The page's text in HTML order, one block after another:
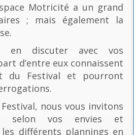
Motricité a un grand
; mais également la
en discuter avec vos
d’entre eux connaissent
du Festival et pourront
nous vous invitons
selon vos envies et
différents plannings en